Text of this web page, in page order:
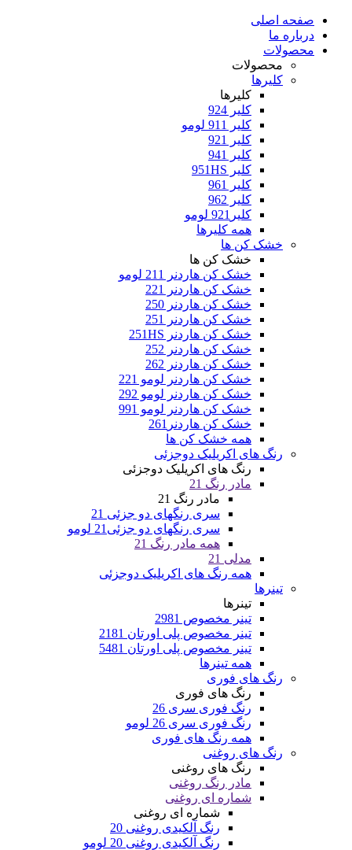
صفحه اصلی
درباره ما
محصولات
محصولات
کلیرها
کلیرها
کلیر 924
کلیر 911 لومو
کلیر 921
کلیر 941
کلیر 951HS
کلیر 961
کلیر 962
کلیر921 لومو
همه کلیرها
خشک کن ها
خشک کن ها
خشک کن هاردنر 211 لومو
خشک کن هاردنر 221
خشک کن هاردنر 250
خشک کن هاردنر 251
خشک کن هاردنر 251HS
خشک کن هاردنر 252
خشک کن هاردنر 262
خشک کن هاردنر لومو 221
خشک کن هاردنر لومو 292
خشک کن هاردنر لومو 991
خشک کن هاردنر261
همه خشک کن ها
رنگ های اکریلیک دوجزئی
رنگ های اکریلیک دوجزئی
مادر رنگ 21
مادر رنگ 21
سری رنگهای دو جزئی 21
سری رنگهای دو جزئی21 لومو
همه مادر رنگ 21
مدلی 21
همه رنگ های اکریلیک دوجزئی
تینرها
تینرها
تینر مخصوص 2981
تینر مخصوص پلی اورتان 2181
تینر مخصوص پلی اورتان 5481
همه تینرها
رنگ های فوری
رنگ های فوری
رنگ فوری سری 26
رنگ فوری سری 26 لومو
همه رنگ های فوری
رنگ های روغنی
رنگ های روغنی
مادر رنگ روغنی
شماره ای روغنی
شماره ای روغنی
رنگ آلکیدی روغنی 20
رنگ آلکیدی روغنی 20 لومو